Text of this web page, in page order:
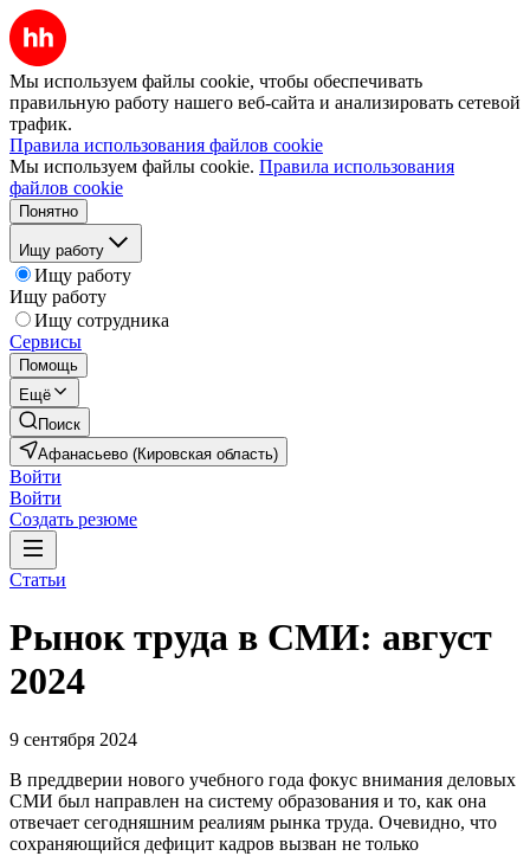
Мы используем файлы cookie, чтобы обеспечивать
правильную работу нашего веб-сайта и анализировать сетевой
трафик.
Правила использования файлов cookie
Мы используем файлы cookie. Правила использования
файлов cookie
Понятно
Ищу работу
Ищу работу
Ищу работу
Ищу сотрудника
Сервисы
Помощь
Ещё
Поиск
Афанасьево (Кировская область)
Войти
Войти
Создать резюме
Статьи
Рынок труда в СМИ: август
2024
9 сентября 2024
В преддверии нового учебного года фокус внимания деловых
СМИ был направлен на систему образования и то, как она
отвечает сегодняшним реалиям рынка труда. Очевидно, что
сохраняющийся дефицит кадров вызван не только